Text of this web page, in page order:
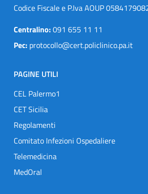
Codice Fiscale e P.Iva AOUP
Centralino:091 655 11 11
Pec: protocollo@cert.policlinico.pa.it
PAGINE UTILI
CEL Palermo1
CET Sicilia
Regolamenti
Comitato Infezioni Ospedaliere
Telemedicina
MedOral